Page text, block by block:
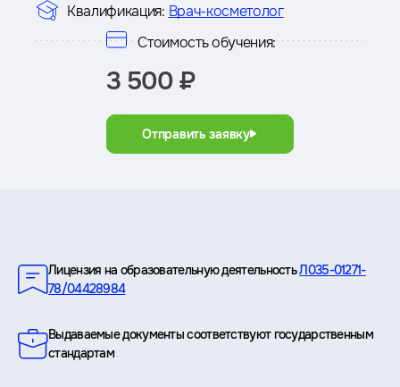
Квалификация: Врач-косметолог
Стоимость обучения:
3 500 ₽
Отправить заявку
Лицензия на образовательную деятельностьЛ035-01271-
78/04428984
Выдаваемые документы соответствуют государственным
стандартам